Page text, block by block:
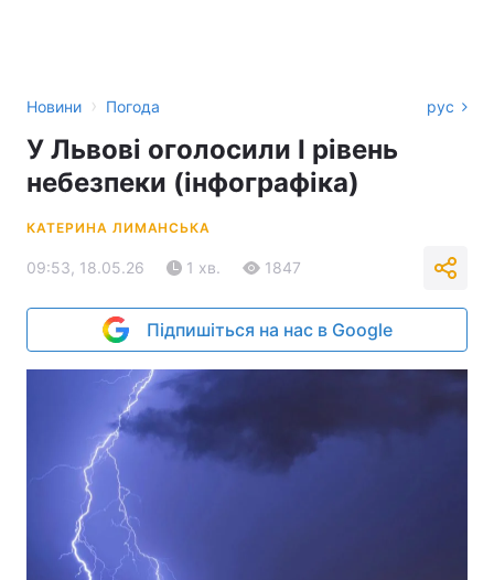
Новини › Погода рус
У Львові оголосили І рівень
небезпеки (інфографіка)
КАТЕРИНА ЛИМАНСЬКА
09:53, 18.05.26 1 хв. 1847
Підпишіться на нас в Google